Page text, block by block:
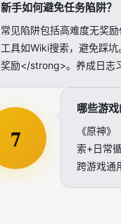
新手如何避免任务陷阱？
常见陷阱包括高难度无奖
工具如Wiki搜索，避免踩
奖励</strong>。养成日志
7
哪些游戏
《原神
索+日常
跨游戏通